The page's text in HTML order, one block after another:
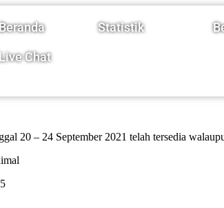
Statistik
Chat
20 – 24 September 2021 telah tersedia